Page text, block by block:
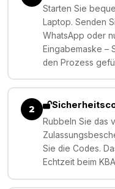
Starten Sie
Laptop. Senden
WhatsApp oder
Eingabemaske –
den Prozess
2
Rubbeln Sie das
Sie die Codes.
Echtzeit beim